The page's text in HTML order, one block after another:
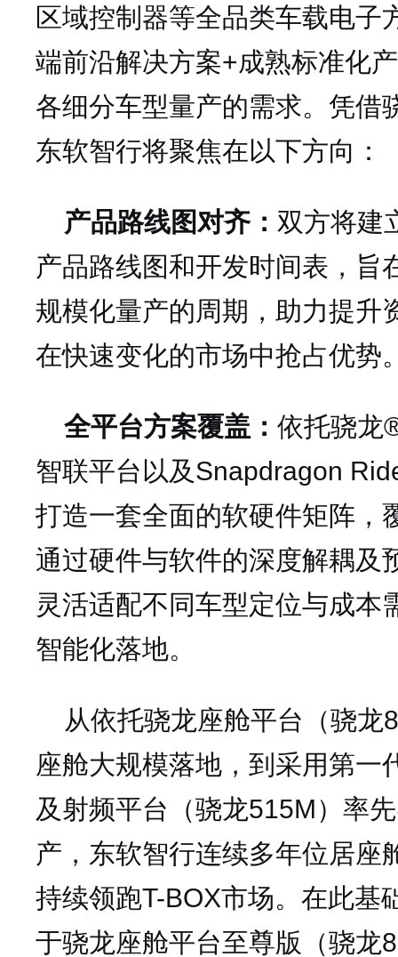
区域控制器等全品类车载电子
端前沿解决方案+成熟标准化
各细分车型量产的需求。凭借
东软智行将聚焦在以下方向：
产品路线图对齐： 双方将建
产品路线图和开发时间表，旨
规模化量产的周期，助力提升
在快速变化的市场中抢占优势
全平台方案覆盖 ： 依托骁龙
智联平台以及Snapdragon
打造一套全面的软硬件矩阵，
通过硬件与软件的深度解耦及
灵活适配不同车型定位与成本
智能化落地。
从依托骁龙座舱平台（骁
座舱大规模落地，到采用第一
及射频平台（骁龙515M）率
产，东软智行连续多年位居座
持续领跑T-BOX市场。在此基
于骁龙座舱平台至尊版（骁龙